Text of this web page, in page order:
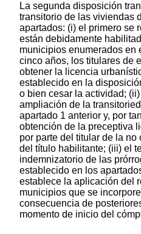
La segunda disposición
transitorio de las viviendas
apartados: (i) el primero se
están debidamente
municipios enumerados en
cinco años, los titulares de
obtener la licencia
establecido en la
o bien cesar la actividad;
ampliación de la
apartado 1 anterior y, por
obtención de la preceptiva
por parte del titular de la
del título habilitante; (iii) el
indemnizatorio de las
establecido en los
establece la aplicación del
municipios que se
consecuencia de
momento de inicio del